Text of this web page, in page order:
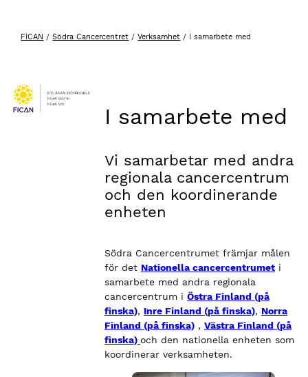
FICAN /Södra Cancercentret /Verksamhet / I samarbete med
I samarbete med
Vi samarbetar med andra
regionala cancercentrum
och den koordinerande
enheten
Södra Cancercentrumet främjar målen
för det Nationella cancercentrumet i
samarbete med andra regionala
cancercentrum iÖstra Finland (på
finska), Inre Finland (på finska), Norra
Finland (på finska) ,Västra Finland (på
finska)och den nationella enheten som
koordinerar verksamheten.